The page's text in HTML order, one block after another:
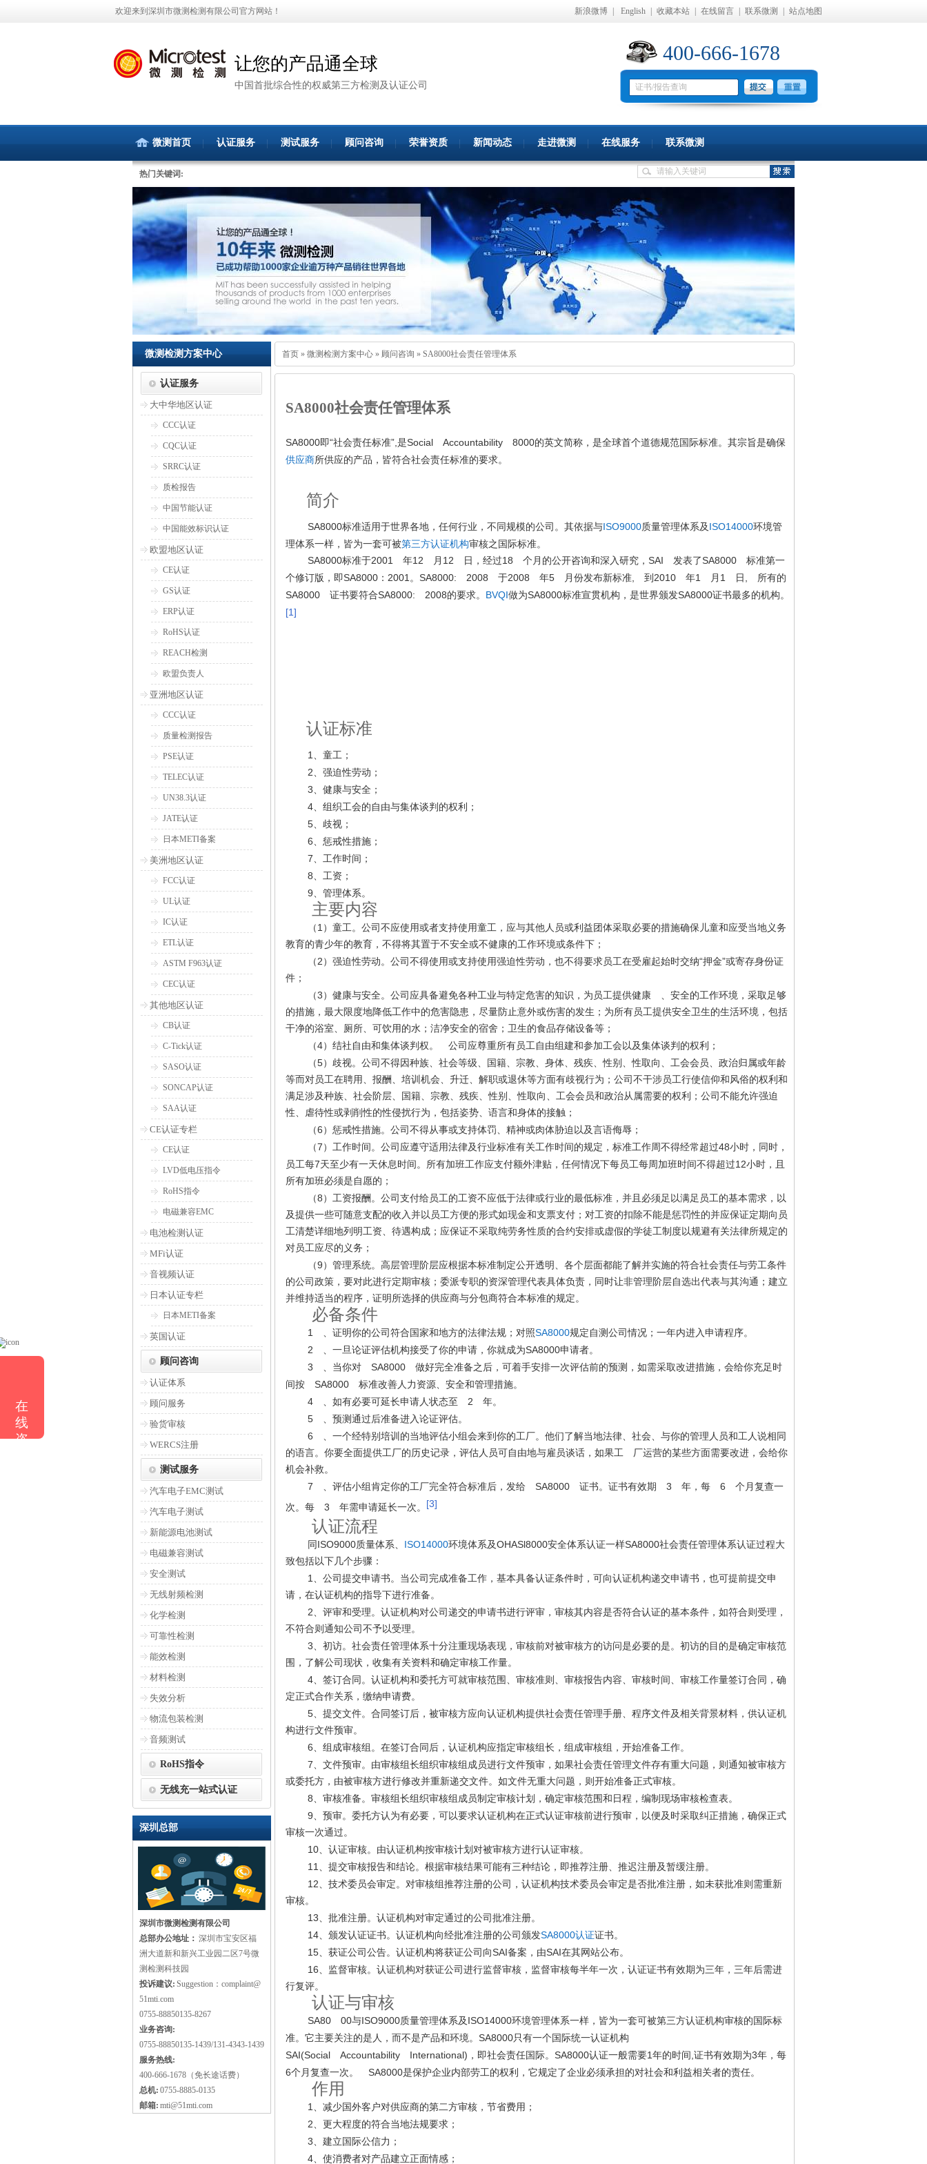
欢迎来到深圳市微测检测有限公司官方网站！ 新浪微博 English 收藏本站 在线留言 联系微测 站点地图
让您的产品通全球
中国首批综合性的权威第三方检测及认证公司
400-666-1678
微测首页 认证服务 测试服务 顾问咨询 荣誉资质 新闻动态 走进微测 在线服务 联系微测
热门关键词:
微测检测方案中心
认证服务
大中华地区认证
CCC认证
CQC认证
SRRC认证
质检报告
中国节能认证
中国能效标识认证
欧盟地区认证
CE认证
GS认证
ERP认证
RoHS认证
REACH检测
欧盟负责人
亚洲地区认证
CCC认证
质量检测报告
PSE认证
TELEC认证
UN38.3认证
JATE认证
日本METI备案
美洲地区认证
FCC认证
UL认证
IC认证
ETL认证
ASTM F963认证
CEC认证
其他地区认证
CB认证
C-Tick认证
SASO认证
SONCAP认证
SAA认证
CE认证专栏
CE认证
LVD低电压指令
RoHS指令
电磁兼容EMC
电池检测认证
MFi认证
音视频认证
日本认证专栏
日本METI备案
英国认证
顾问咨询
认证体系
顾问服务
验货审核
WERCS注册
测试服务
汽车电子EMC测试
汽车电子测试
新能源电池测试
电磁兼容测试
安全测试
无线射频检测
化学检测
可靠性检测
能效检测
材料检测
失效分析
物流包装检测
音频测试
RoHS指令
无线充一站式认证
深圳总部
深圳市微测检测有限公司
总部办公地址： 深圳市宝安区福
洲大道新和新兴工业园二区7号微
测检测科技园
投诉建议: Suggestion：complaint@
51mti.com
0755-88850135-8267
业务咨询:
0755-88850135-1439/131-4343-1439
服务热线:
400-666-1678（免长途话费）
总机: 0755-8885-0135
邮箱: mti@51mti.com
首页 » 微测检测方案中心 » 顾问咨询 » SA8000社会责任管理体系
SA8000社会责任管理体系
SA8000即“社会责任标准”, 是Social Accountability 8000的英文简称，是全球首个道德规范国际标准。其宗旨是确保
供应商所供应的产品，皆符合社会责任标准的要求。
简介
SA8000标准适用于世界各地，任何行业，不同规模的公司。其依据与ISO9000质量管理体系及ISO14000环境管
理体系一样，皆为一套可被第三方认证机构审核之国际标准。
SA8000标准于2001 年12 月 12 日，经过18 个月的公开咨询和深入研究， SAI 发表了SA8000 标准第一
个修订版，即SA8000 ： 2001 。 SA8000: 2008 于2008 年5 月份发布新标准 到 2010 年1 月 1 日 所有的
SA8000 证书要符合SA8000: 2008的要求。 BVQI做为SA8000标准宣贯机构，是世界颁发SA8000证书最多的机构。
[1]
认证标准
1 、童工；
2 、强迫性劳动；
3 、健康与安全；
4 、组织工会的自由与集体谈判的权利；
5 、歧视；
6 、惩戒性措施；
7 、工作时间；
8 、工资；
9 、管理体系。
主要内容
（1 ）童工。公司不应使用或者支持使用童工，应与其他人员或利益团体采取必要的措施确保儿童和应受当地义务
教育的青少年的教育，不得将其置于不安全或不健康的工作环境或条件下；
（2 ）强迫性劳动。公司不得使用或支持使用强迫性劳动，也不得要求员工在受雇起始时交纳“押金”或寄存身份证
件；
（3 ）健康与安全。公司应具备避免各种工业与特定危害的知识，为员工提供健康 、安全的工作环境，采取足够
的措施，最大限度地降低工作中的危害隐患，尽量防止意外或伤害的发生；为所有员工提供安全卫生的生活环境，包括
干净的浴室、厕所、可饮用的水；洁净安全的宿舍；卫生的食品存储设备等；
（4）结社自由和集体谈判权。 公司应尊重所有员工自由组建和参加工会以及集体谈判的权利；
（5）歧视。公司不得因种族、社会等级、国籍、宗教、身体、残疾、性别、性取向、工会会员、政治归属或年龄
等而对员工在聘用、报酬、培训机会、升迁、解职或退休等方面有歧视行为；公司不干涉员工行使信仰和风俗的权利和
满足涉及种族、社会阶层、国籍、宗教、残疾、性别、性取向、工会会员和政治从属需要的权利；公司不能允许强迫
性、虐待性或剥削性的性侵扰行为，包括姿势、语言和身体的接触；
（6 ）惩戒性措施。公司不得从事或支持体罚、精神或肉体胁迫以及言语侮辱；
（7 ）工作时间。公司应遵守适用法律及行业标准有关工作时间的规定，标准工作周不得经常超过48小时，同时，
员工每7天至少有一天休息时间。所有加班工作应支付额外津贴，任何情况下每员工每周加班时间不得超过12小时，且
所有加班必须是自愿的；
（8 ）工资报酬。公司支付给员工的工资不应低于法律或行业的最低标准，并且必须足以满足员工的基本需求，以
及提供一些可随意支配的收入并以员工方便的形式如现金和支票支付；对工资的扣除不能是惩罚性的并应保证定期向员
工清楚详细地列明工资、待遇构成；应保证不采取纯劳务性质的合约安排或虚假的学徒工制度以规避有关法律所规定的
对员工应尽的义务；
（9 ）管理系统。高层管理阶层应根据本标准制定公开透明、各个层面都能了解并实施的符合社会责任与劳工条件
的公司政策，要对此进行定期审核；委派专职的资深管理代表具体负责，同时让非管理阶层自选出代表与其沟通；建立
并维持适当的程序，证明所选择的供应商与分包商符合本标准的规定。
必备条件
1 、证明你的公司符合国家和地方的法律法规；对照SA8000规定自测公司情况；一年内进入申请程序。
2
、一旦论证评估机构接受了你的申请，你就成为SA8000申请者。
3 、当你对 SA8000 做好完全准备之后，可着手安排一次评估前的预测，如需采取改进措施，会给你充足时
间按 SA8000 标准改善人力资源、安全和管理措施。
4 、如有必要可延长申请人状态至 2 年。
5 、预测通过后准备进入论证评估。
6
、一个经特别培训的当地评估小组会来到你的工厂。他们了解当地法律、社会、与你的管理人员和工人说相同
的语言。你要全面提供工厂的历史记录，评估人员可自由地与雇员谈话，如果工 厂运营的某些方面需要改进，会给你
机会补救。
7 、评估小组肯定你的工厂完全符合标准后，发给 SA8000 证书。证书有效期 3 年，每 6 个月复查一
次。每 3 年需申请延长一次。 [3]
认证流程
同ISO9000质量体系、 ISO14000环境体系及OHASl8000安全体系认证一样SA8000社会责任管理体系认证过程大
致包括以下几个步骤：
1、公司提交申请书。当公司完成准备工作，基本具备认证条件时，可向认证机构递交申请书，也可提前提交申
请，在认证机构的指导下进行准备。
2、评审和受理。认证机构对公司递交的申请书进行评审，审核其内容是否符合认证的基本条件，如符合则受理，
不符合则通知公司不予以受理。
3、初访。社会责任管理体系十分注重现场表现，审核前对被审核方的访问是必要的是。初访的目的是确定审核范
围，了解公司现状，收集有关资料和确定审核工作量。
4、签订合同。认证机构和委托方可就审核范围、审核准则、审核报告内容、审核时间、审核工作量签订合同，确
定正式合作关系，缴纳申请费。
5、提交文件。合同签订后，被审核方应向认证机构提供社会责任管理手册、程序文件及相关背景材料，供认证机
构进行文件预审。
6、组成审核组。在签订合同后，认证机构应指定审核组长，组成审核组，开始准备工作。
7、文件预审。由审核组长组织审核组成员进行文件预审，如果社会责任管理文件存有重大问题，则通知被审核方
或委托方，由被审核方进行修改并重新递交文件。如文件无重大问题，则开始准备正式审核。
8、审核准备。审核组长组织审核组成员制定审核计划，确定审核范围和日程，编制现场审核检查表。
9、预审。委托方认为有必要，可以要求认证机构在正式认证审核前进行预审，以便及时采取纠正措施，确保正式
审核一次通过。
10、认证审核。由认证机构按审核计划对被审核方进行认证审核。
11、提交审核报告和结论。根据审核结果可能有三种结论，即推荐注册、推迟注册及暂缓注册。
12、技术委员会审定。对审核组推荐注册的公司，认证机构技术委员会审定是否批准注册，如未获批准则需重新
审核。
13、批准注册。认证机构对审定通过的公司批准注册。
14、颁发认证证书。认证机构向经批准注册的公司颁发SA8000认证证书。
15、获证公司公告。认证机构将获证公司向SAI备案，由SAI在其网站公布。
16、监督审核。认证机构对获证公司进行监督审核，监督审核每半年一次，认证证书有效期为三年，三年后需进
行复评。
认证与审核
SA80 00与ISO9000质量管理体系及 ISO14000环境管理体系一样，皆为一套可被第三方认证机构审核的国际标
准。它主要关注的是人，而不是产品和环境。 SA8000只有一个国际统一认证机构
SAI(Social Accountability International) ，即社会责任国际。 SA8000认证一般需要1年的时间 ,证书有效期为3年，每
6个月复查一次。 SA8000是保护企业内部劳工的权利，它规定了企业必须承担的对社会和利益相关者的责任。
作用
1、减少国外客户对供应商的第二方审核，节省费用；
2、更大程度的符合当地法规要求；
3、建立国际公信力；
4、使消费者对产品建立正面情感；
在
线
咨